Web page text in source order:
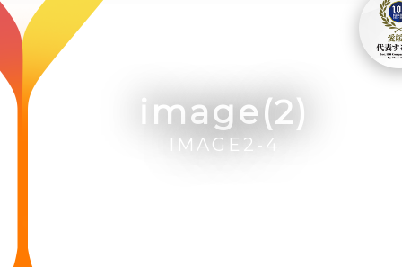
image(2)